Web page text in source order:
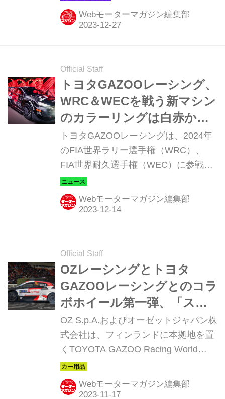
2024（以下、TAS）に出展する。その
概要を発表した。
Webモーターマガジン編集部
Official Staff
トヨタGAZOOレーシング、
WRC＆WECを戦う新マシン
のカラーリングは白赤から
黒赤に変貌
トヨタGAZOOレーシングは、2024年
のFIA世界ラリー選手権（WRC）、
FIA世界耐久選手権（WEC）に参戦す
る車両の新しいカラーリングを2023年
12月12日に発表した。また同日、
2024年の国内モータースポーツの体制
Webモーターマガジン編集部
Official Staff
OZレーシングとトヨタ
GAZOOレーシングとのコラ
ボホイール第一弾、「スー
パーツーリズモTGR-WRT」
発売！
OZ S.p.A.およびオーゼットジャパン株
式会社は、フィンランドに本拠地を置
くTOYOTA GAZOO Racing World
Rally Team Oy社とのコラボレーショ
ンによる、ラリーイメージを極めた新
作ホイール「スーパーツーリズモ
Webモーターマガジン編集部